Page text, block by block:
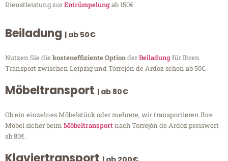
Dienstleistung zurEntrümpelungab 150€.
Beiladung | ab 50€
Nutzen Sie diekosteneffiziente OptionderBeiladungfür Ihren
Transport zwischen Leipzig und Torrejón de Ardoz schon ab 50€.
Möbeltransport | ab 80€
Ob ein einzelnes Möbelstück oder mehrere, wir transportieren Ihre
Möbel sicher beim Möbeltransportnach Torrejón de Ardoz preiswert
ab 80€.